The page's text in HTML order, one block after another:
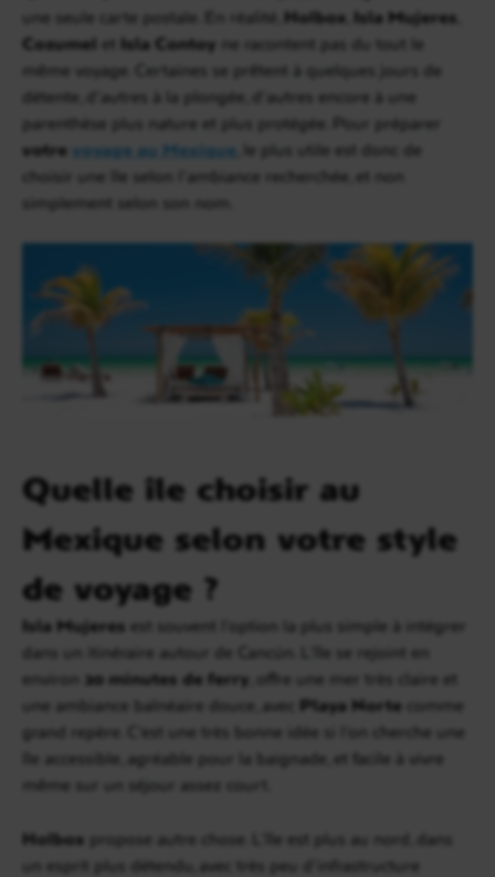
une seule carte postale. En réalité, Holbox Isla Mujeres
Cozumel et Isla Contoy ne racontent pas du tout le
même voyage. Certaines se prêtent à quelques jours de
détente, d’autres à la plongée, d’autres encore à une
parenthèse plus nature et plus protégée. Pour préparer
votre voyage au Mexique , le plus utile est donc de
choisir une île selon l’ambiance recherchée, et non
simplement selon son nom.
Quelle île choisir au
Mexique selon votre style
de voyage ?
Isla Mujeres est souvent l’option la plus simple à intégrer
dans un itinéraire autour de Cancún. L’île se rejoint en
environ
20 minutes de ferry , offre une mer très claire et
une ambiance balnéaire douce, avec Playa Norte comme
grand repère. C’est une très bonne idée si l’on cherche une
île accessible, agréable pour la baignade, et facile à vivre
même sur un séjour assez court.
Holbox propose autre chose. L’île est plus au nord, dans
un esprit plus détendu, avec très peu d’infrastructure